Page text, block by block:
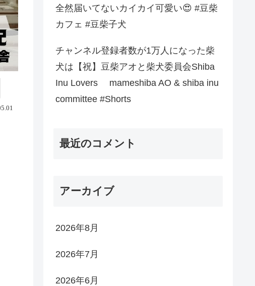
全然届いてないカイカイ可愛い😍 #豆柴
カフェ #豆柴子犬
チャンネル登録者数が1万人になった柴
犬は【祝】豆柴アオと柴犬委員会Shiba
Inu Lovers mameshiba AO & shiba inu
committee #Shorts
最近のコメント
アーカイブ
2026年8月
2026年7月
2026年6月